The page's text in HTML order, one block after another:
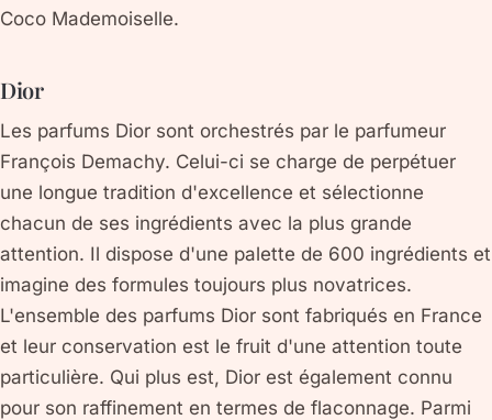
Coco Mademoiselle.
Dior
Les parfums Dior sont orchestrés par le parfumeur
François Demachy. Celui-ci se charge de perpétuer
une longue tradition d'excellence et sélectionne
chacun de ses ingrédients avec la plus grande
attention. Il dispose d'une palette de 600 ingrédients et
imagine des formules toujours plus novatrices.
L'ensemble des parfums Dior sont fabriqués en France
et leur conservation est le fruit d'une attention toute
particulière. Qui plus est, Dior est également connu
pour son raffinement en termes de flaconnage. Parmi